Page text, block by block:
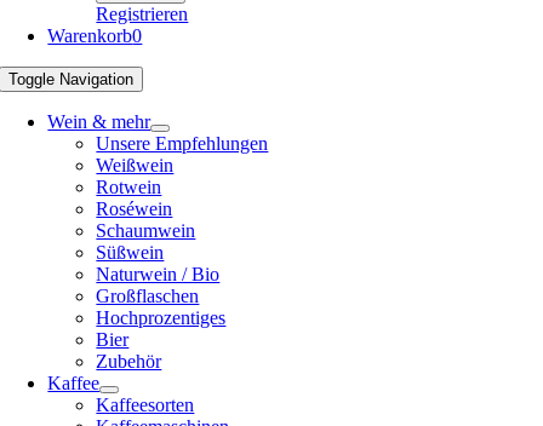
Registrieren
Warenkorb0
Toggle Navigation
Wein & mehr
Unsere Empfehlungen
Weißwein
Rotwein
Roséwein
Schaumwein
Süßwein
Naturwein / Bio
Großflaschen
Hochprozentiges
Bier
Zubehör
Kaffee
Kaffeesorten